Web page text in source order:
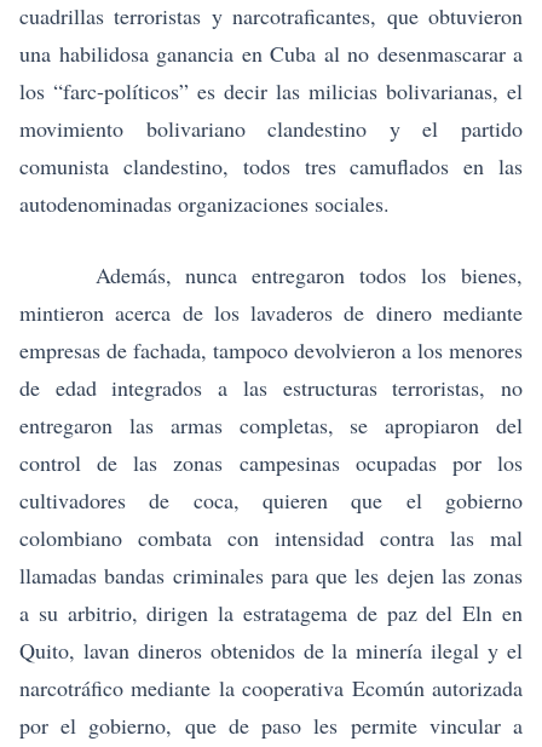
cuadrillas terroristas y narcotraficantes, que obtuvieron
una habilidosa ganancia en Cuba al no desenmascarar a
los “farc-políticos” es decir las milicias bolivarianas, el
movimiento bolivariano clandestino y el partido
comunista clandestino, todos tres camuflados en las
autodenominadas organizaciones sociales.
Además, nunca entregaron todos los bienes,
mintieron acerca de los lavaderos de dinero mediante
empresas de fachada, tampoco devolvieron a los menores
de edad integrados a las estructuras terroristas, no
entregaron las armas completas, se apropiaron del
control de las zonas campesinas ocupadas por los
cultivadores de coca, quieren que el gobierno
colombiano combata con intensidad contra las mal
llamadas bandas criminales para que les dejen las zonas
a su arbitrio, dirigen la estratagema de paz del Eln en
Quito, lavan dineros obtenidos de la minería ilegal y el
narcotráfico mediante la cooperativa Ecomún autorizada
por el gobierno, que de paso les permite vincular a